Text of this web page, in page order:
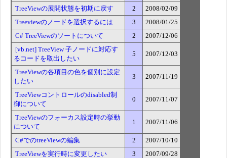
TreeViewの展開状態を初期に戻す 2
2008/02/09
Treeviewのノードを選択するには
3
2008/01/25
C# TreeViewのソートについて
2
2007/12/06
[vb.net] TreeView 子ノードに対応す
るコードを取出したい
5 2007/12/03
TreeViewの各項目の色を個別に設定
したい
3 2007/11/19
TreeViewコントロールのdisabled制
御について
0 2007/11/07
TreeViewのフォーカス設定時の挙動
について
1 2007/11/06
C#でのtreeViewの編集 2
2007/10/10
TreeViewを実行時に変更したい
3
2007/09/28